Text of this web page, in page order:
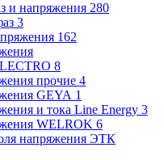
и напряжения 280
3
162
8
прочие 4
GEYA 1
и тока Line Energy 3
WELROK 6
напряжения ЭТК